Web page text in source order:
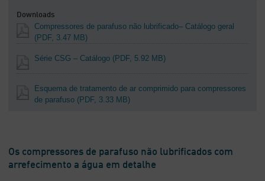
Downloads
Compressores de parafuso não lubrificado– Catálogo geral
(PDF, 3.47 MB)
Série CSG – Catálogo (PDF, 5.92 MB)
Esquema de tratamento de ar comprimido para compressores
de parafuso (PDF, 3.33 MB)
Os compressores de parafuso não lubrificados com
arrefecimento a água em detalhe